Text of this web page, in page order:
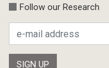
Προσκλήσεις
Ερευνητική
Μεταπτυχιακή
Follow our Research